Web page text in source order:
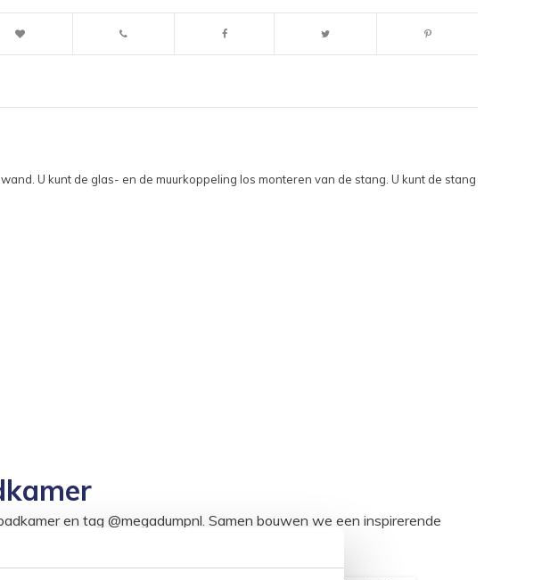
U kunt de glas- en de muurkoppeling los monteren van de stang. U kunt de stang
en tag @megadumpnl. Samen bouwen we een inspirerende